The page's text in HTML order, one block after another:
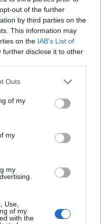
out of the further
by third parties on the
This information may
on the IAB’s List of
further disclose it to other
Outs
of my
my
my
Use,
of my
with the
Γυρίζουμε τα
έτσι συνηθίσαμε